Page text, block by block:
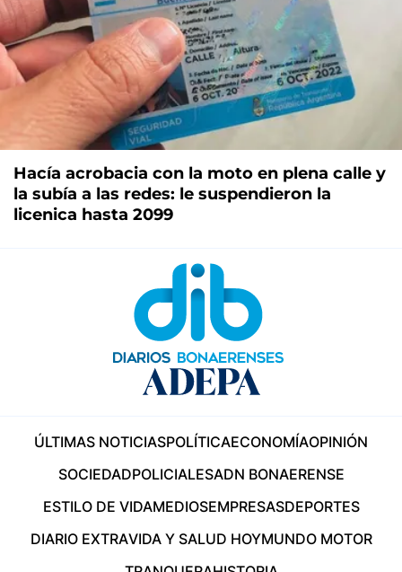
Hacía acrobacia con la moto en plena calle y
la subía a las redes: le suspendieron la
licenica hasta 2099
ÚLTIMAS NOTICIASPOLÍTICAECONOMÍAOPINIÓN
SOCIEDADPOLICIALESADN BONAERENSE
ESTILO DE VIDAMEDIOSEMPRESASDEPORTES
DIARIO EXTRAVIDA Y SALUD HOYMUNDO MOTOR